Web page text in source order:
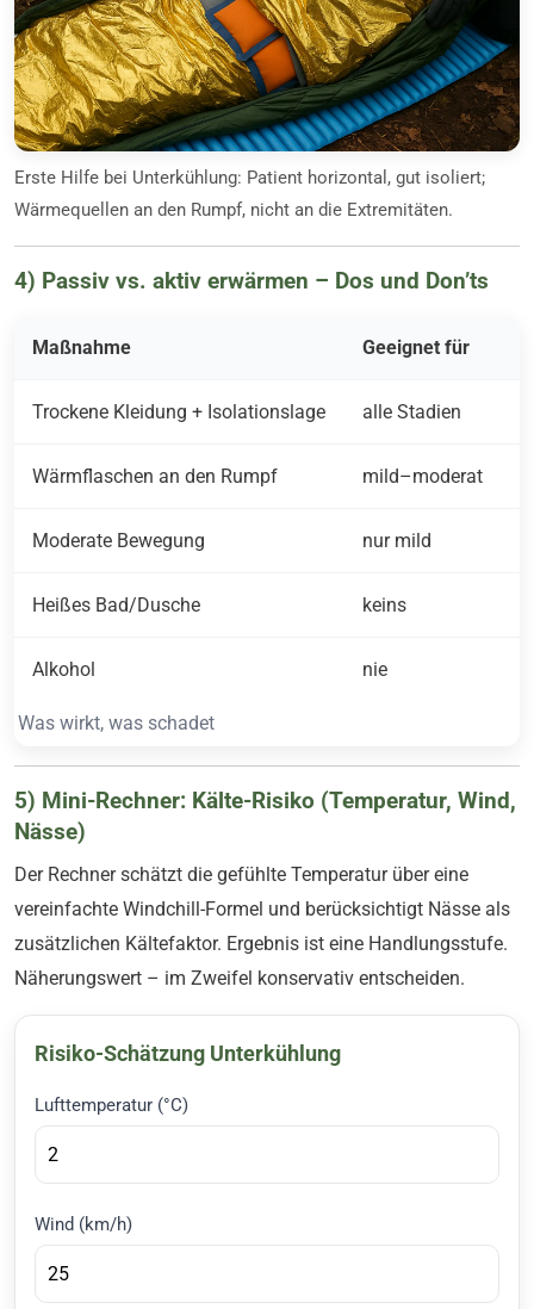
Erste Hilfe bei Unterkühlung: Patient horizontal, gut isoliert;
Wärmequellen an den Rumpf, nicht an die Extremitäten.
4) Passiv vs. aktiv erwärmen – Dos und Don’ts
Was wirkt, was schadet
Maßnahme Geeignet für
Trockene Kleidung + Isolationslage alle Stadien
Wärmflaschen an den Rumpf mild–moderat
Moderate Bewegung nur mild
Heißes Bad/Dusche keins
Alkohol nie
5) Mini-Rechner: Kälte-Risiko (Temperatur, Wind,
Nässe)
Der Rechner schätzt die gefühlte Temperatur über eine
vereinfachte Windchill-Formel und berücksichtigt Nässe als
zusätzlichen Kältefaktor. Ergebnis ist eine Handlungsstufe.
Näherungswert – im Zweifel konservativ entscheiden.
Risiko-Schätzung Unterkühlung
Lufttemperatur (°C)
Wind (km/h)